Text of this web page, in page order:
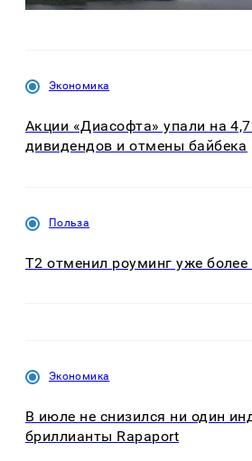
Экономика
Акции «Диасофта» упали на
дивидендов и отмены байбека
Польза
Т2 отменил роуминг уже
Экономика
В июле не снизился ни один
бриллианты Rapaport